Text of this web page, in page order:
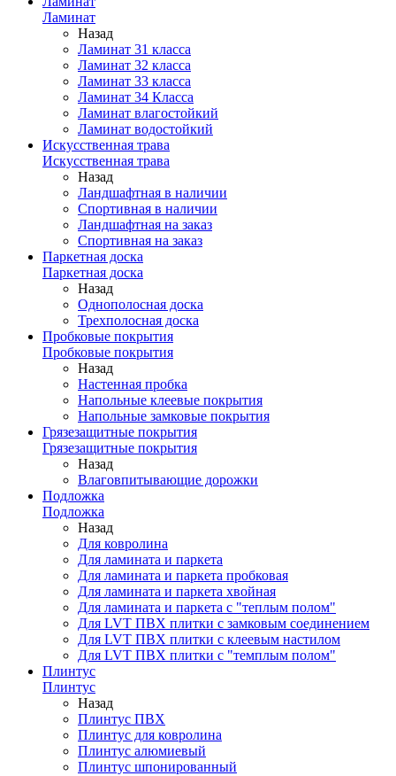
Ламинат
Назад
Ламинат 31 класса
Ламинат 32 класса
Ламинат 33 класса
Ламинат 34 Класса
Ламинат влагостойкий
Ламинат водостойкий
Искусственная трава
Искусственная трава
Назад
Ландшафтная в наличии
Спортивная в наличии
Ландшафтная на заказ
Спортивная на заказ
Паркетная доска
Паркетная доска
Назад
Однополосная доска
Трехполосная доска
Пробковые покрытия
Пробковые покрытия
Назад
Настенная пробка
Напольные клеевые покрытия
Напольные замковые покрытия
Грязезащитные покрытия
Грязезащитные покрытия
Назад
Влаговпитывающие дорожки
Подложка
Подложка
Назад
Для ковролина
Для ламината и паркета
Для ламината и паркета пробковая
Для ламината и паркета хвойная
Для ламината и паркета с "теплым полом"
Для LVT ПВХ плитки с замковым соединением
Для LVT ПВХ плитки с клеевым настилом
Для LVT ПВХ плитки с "темплым полом"
Плинтус
Плинтус
Назад
Плинтус ПВХ
Плинтус для ковролина
Плинтус алюмиевый
Плинтус шпонированный